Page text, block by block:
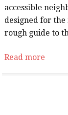
accessible
designed for the
rough guide to
Read more